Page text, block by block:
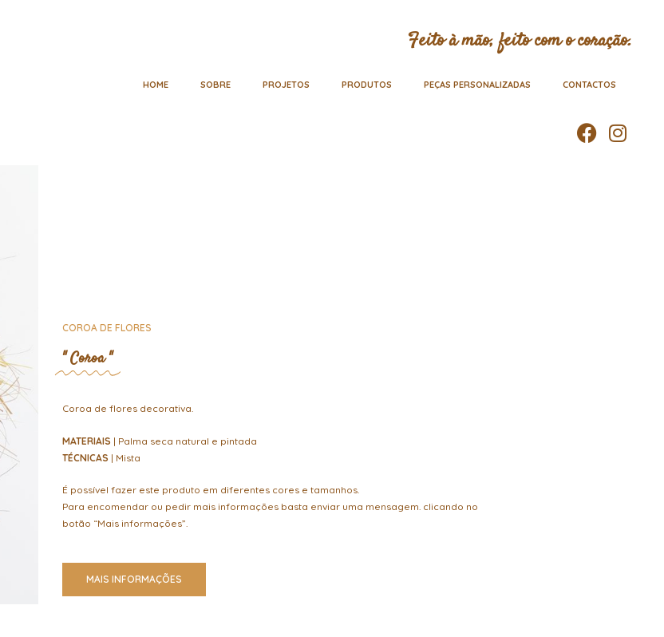
Feito à mão, feito com o coração.
HOME SOBRE PROJETOS PRODUTOS PEÇAS PERSONALIZADAS CONTACTOS
COROA DE FLORES
" Coroa "
Coroa de flores decorativa.
MATERIAIS | Palma seca natural e pintada
TÉCNICAS | Mista
É possível fazer este produto em diferentes cores e tamanhos.
Para encomendar ou pedir mais informações basta enviar uma mensagem. clicando no
botão “Mais informações”.
MAIS INFORMAÇÕES